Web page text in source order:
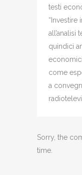
testi
“Investire
all’analisi
quindici
come
a
Sorry, the
time.